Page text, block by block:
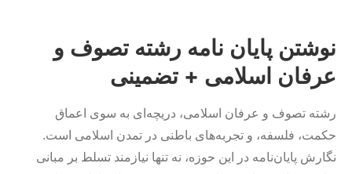
نوشتن پایان نامه رشته تصوف و
عرفان اسلامی + تضمینی
رشته تصوف و عرفان اسلامی، دریچه‌ای به سوی اعماق
حکمت، فلسفه، و تجربه‌های باطنی در تمدن اسلامی است.
نگارش پایان‌نامه در این حوزه، نه تنها نیازمند تسلط بر مبانی